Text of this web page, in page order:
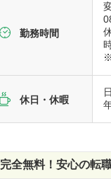
勤務時間
休日・休暇
完全無料！安心の転